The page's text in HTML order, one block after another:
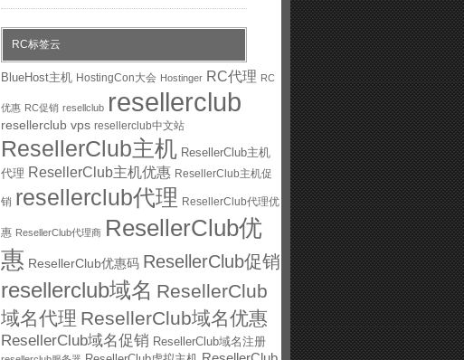
RC标签云
BlueHost主机 HostingCon大会 Hostinger RC代理 RC
优惠 RC促销 resellclub resellerclub
resellerclub vps resellerclub中文站
ResellerClub主机 ResellerClub主机
代理 ResellerClub主机优惠 ResellerClub主机促
销 resellerclub代理 ResellerClub代理优
惠 ResellerClub代理商 ResellerClub优
惠 ResellerClub优惠码 ResellerClub促销
resellerclub域名 ResellerClub
域名代理 ResellerClub域名优惠
ResellerClub域名促销 ResellerClub域名注册